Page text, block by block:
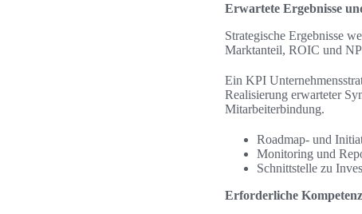
Erwartete Ergebnisse
Strategische Ergebnisse
Marktanteil, ROIC und
Ein KPI
Realisierung erwarteter
Mitarbeiterbindung.
Roadmap- und
Monitoring und
Schnittstelle zu
Erforderliche